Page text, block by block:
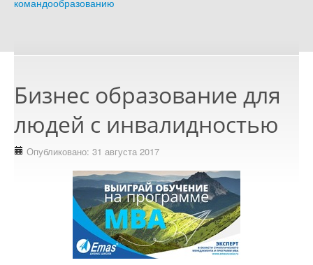
командообразованию
Бизнес образование для
людей с инвалидностью
Опубликовано: 31 августа 2017